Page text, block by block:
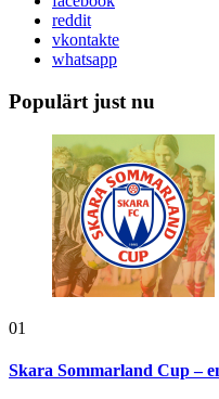
reddit
vkontakte
whatsapp
Populärt just nu
01
Skara Sommarland Cup –